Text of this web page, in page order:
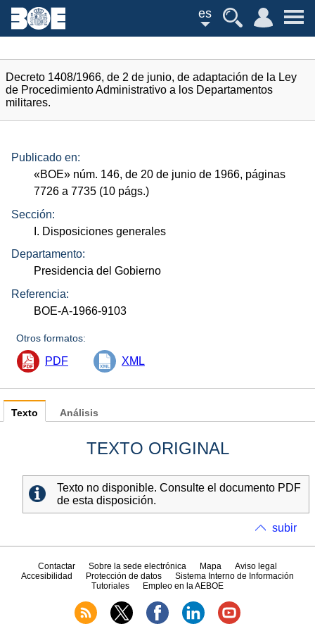
es
Decreto 1408/1966, de 2 de junio, de adaptación de la Ley
de Procedimiento Administrativo a los Departamentos
militares.
Publicado en:
«BOE» núm. 146, de 20 de junio de 1966, páginas
7726 a 7735 (10 págs.)
Sección:
I. Disposiciones generales
Departamento:
Presidencia del Gobierno
Referencia:
BOE-A-1966-9103
Otros formatos:
PDF XML
Texto
TEXTO ORIGINAL
Texto no disponible. Consulte el documento PDF
de esta disposición.
Análisis
subir
Contactar Sobre la sede electrónica Mapa
Aviso legal
Accesibilidad
Protección de datos
Sistema Interno de Información
Tutoriales
Empleo en la AEBOE